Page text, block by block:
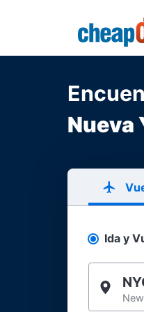
Nueva
Pick
Ida y